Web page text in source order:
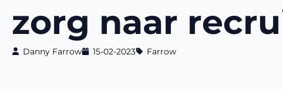
zorg naar
Danny Farrow 15-02-2023 Farrow